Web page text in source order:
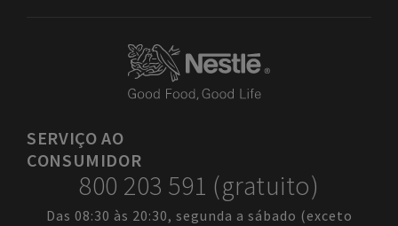
SERVIÇOAO
CONSUMIDOR
800 203 591 (gratuito)
Das 08:30 às 20:30, segunda a sábado (exceto